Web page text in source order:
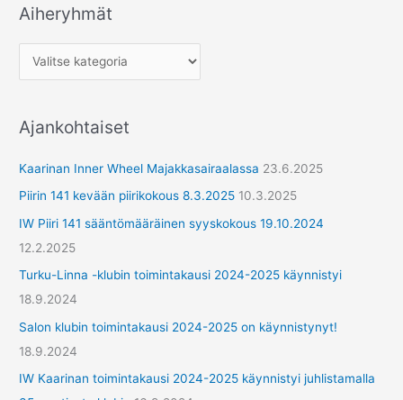
Aiheryhmät
A
e
y
t
Ajankohtaiset
Kaarinan Inner Wheel Majakkasairaalassa 23.6.2025
Piirin 141 kevään piirikokous 8.3.2025 10.3.2025
IW Piiri 141 sääntömääräinen syyskokous 19.10.2024
12.2.2025
Turku-Linna -klubin toimintakausi 2024-2025 käynnistyi
18.9.2024
Salon klubin toimintakausi 2024-2025 on käynnistynyt!
18.9.2024
IW Kaarinan toimintakausi 2024-2025 käynnistyi juhlistamalla